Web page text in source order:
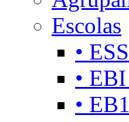
Escolas
•
•
•